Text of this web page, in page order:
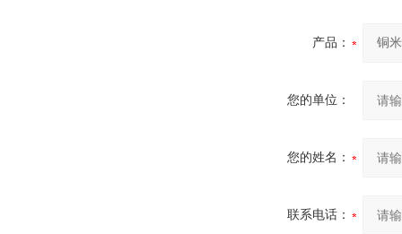
产品：
您的单位：
您的姓名：
联系电话：